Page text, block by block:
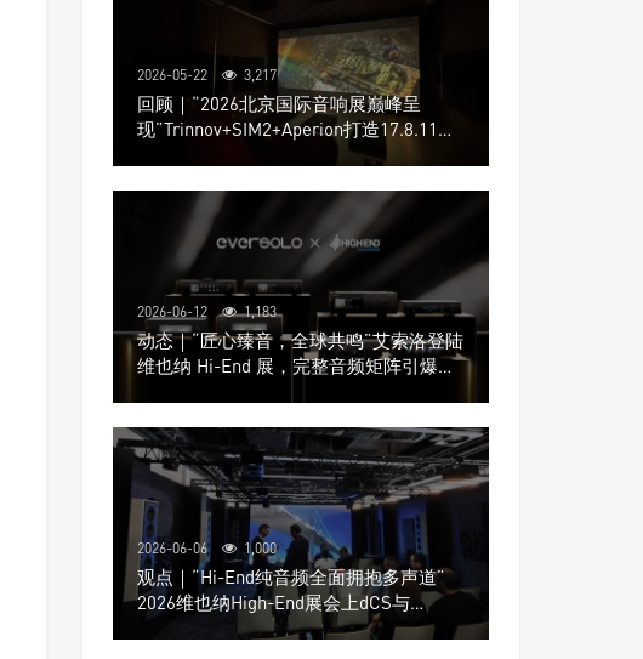
2026-05-22 3,217
回顾｜“2026北京国际音响展巅峰呈
现”Trinnov+SIM2+Aperion打造17.8.11声
2026-06-12 1,183
动态｜“匠心臻音，全球共鸣”艾索洛登陆
维也纳 Hi-End 展，完整音频矩阵引爆关
2026-06-06 1,000
观点｜“Hi-End纯音频全面拥抱多声道”
2026维也纳High-End展会上dCS与
Trinnov Audio搭建多声道演示系统